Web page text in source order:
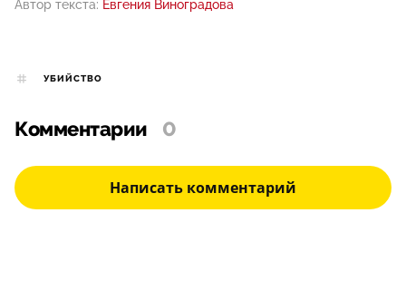
Автор текста: Евгения Виноградова
УБИЙСТВО
Комментарии 0
Написать комментарий